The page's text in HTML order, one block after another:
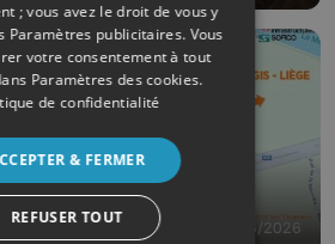
23/06/2026
; vous avez le droit de vous y
Paramètres publicitaires. Vous
votre consentement à tout
Paramètres des cookies.
de confidentialité
& FERMER
REFUSER TOUT